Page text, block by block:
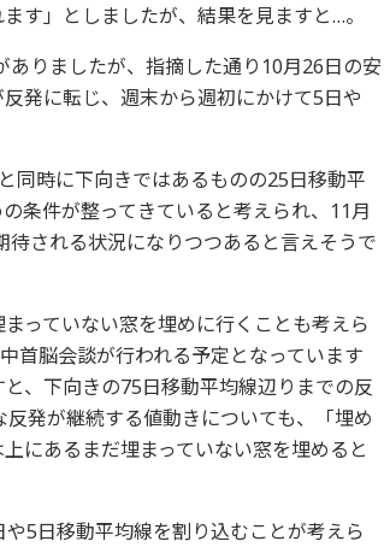
す」としましたが、結果を見ますと…。
りましたが、指摘した通り10月26日の安
発に転じ、週末から週初にかけて5日や
同時に下向きではあるものの25日移動平
条件が整ってきていると考えられ、11月
される状況になりつつあると言えそうで
っていない窓を埋めに行くことも考えら
首脳会談が行われる予定となっています
、下向きの75日移動平均線辺りまでの反
発が継続する値動きについても、「埋め
にあるまだ埋まっていない窓を埋めると
5日移動平均線を割り込むことが考えら